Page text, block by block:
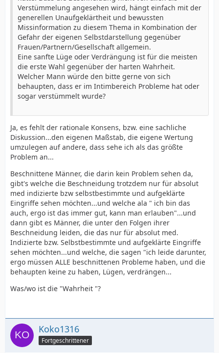
Verstümmelung angesehen wird, hängt einfach mit der
generellen Unaufgeklärtheit und bewussten
Missinformation zu diesem Thema in Kombination der
Gefahr der eigenen Selbstdarstellung gegenüber
Frauen/Partnern/Gesellschaft allgemein.
Eine sanfte Lüge oder Verdrängung ist für die meisten
die erste Wahl gegenüber der harten Wahrheit.
Welcher Mann würde den bitte gerne von sich
behaupten, dass er im Intimbereich Probleme hat oder
sogar verstümmelt wurde?
Ja, es fehlt der rationale Konsens, bzw. eine sachliche
Diskussion...den eigenen Maßstab, die eigene Wertung
umzulegen auf andere, dass sehe ich als das größte
Problem an...
Beschnittene Männer, die darin kein Problem sehen da,
gibt's welche die Beschneidung trotzdem nur für absolut
med indizierte bzw selbstbestimmte und aufgeklärte
Eingriffe sehen möchten...und welche ala " ich bin das
auch, ergo ist das immer gut, kann man erlauben"...und
dann gibt es Männer, die unter den Folgen ihrer
Beschneidung leiden, die das nur für absolut med.
Indizierte bzw. Selbstbestimmte und aufgeklärte Eingriffe
sehen möchten...und welche, die sagen "ich leide darunter,
ergo müssen ALLE beschnittenen Probleme haben, und die
behaupten keine zu haben, Lügen, verdrängen...
Was/wo ist die "Wahrheit "?
Koko1316
Fortgeschrittener